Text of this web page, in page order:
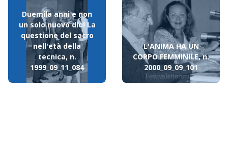
Duemila anni e non
un solo nuovo dio! La
questione del sacro
nell'età della
tecnica, n.
1999_09_11_084
L'ANIMA HA UN
CORPO FEMMINILE, n.
2000_09_09_101